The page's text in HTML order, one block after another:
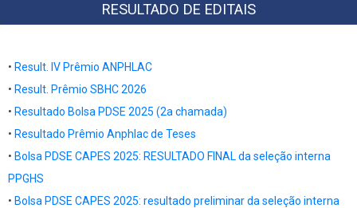
RESULTADO DE EDITAIS
• Result. IV Prêmio ANPHLAC
• Result. Prêmio SBHC 2026
• Resultado Bolsa PDSE 2025 (2a chamada)
• Resultado Prêmio Anphlac de Teses
• Bolsa PDSE CAPES 2025: RESULTADO FINAL da seleção interna
PPGHS
• Bolsa PDSE CAPES 2025: resultado preliminar da seleção interna